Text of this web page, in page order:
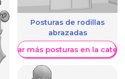
Posturas de rodillas
abrazadas
Mostrar más posturas en la